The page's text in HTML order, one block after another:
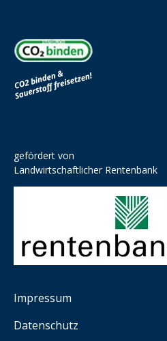
gefördert von
Landwirtschaftlicher Rentenbank
Impressum
Datenschutz